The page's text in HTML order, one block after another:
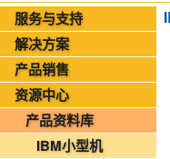
2026年08月07日-烟草IT运
2026年08月06日-IT运维资讯
2026年08月06日-铁路智慧
2026年08月06日-烟草IT运维
2026年08月05日-金支点IT
2026年08月05日-金支点铁
服务与支持
解决方案
产品销售
资源中心
产品资料库
IBM小型机